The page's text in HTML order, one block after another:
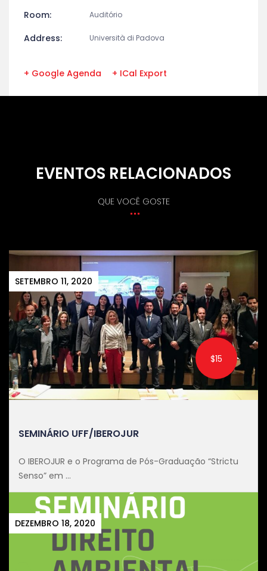
Room: Auditório
Address: Università di Padova
+ Google Agenda + ICal Export
EVENTOS RELACIONADOS
QUE VOCÊ GOSTE
SETEMBRO 11, 2020
$15
SEMINÁRIO UFF/IBEROJUR
O IBEROJUR e o Programa de Pós-Graduação “Strictu
Senso” em ...
DEZEMBRO 18, 2020